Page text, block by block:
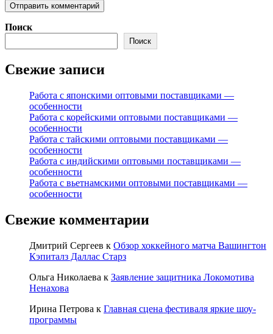
Поиск
Поиск
Свежие записи
Работа с японскими оптовыми поставщиками —
особенности
Работа с корейскими оптовыми поставщиками —
особенности
Работа с тайскими оптовыми поставщиками —
особенности
Работа с индийскими оптовыми поставщиками —
особенности
Работа с вьетнамскими оптовыми поставщиками —
особенности
Свежие комментарии
Дмитрий Сергеев к Обзор хоккейного матча Вашингтон
Кэпиталз Даллас Старз
Ольга Николаева к Заявление защитника Локомотива
Ненахова
Ирина Петрова к Главная сцена фестиваля яркие шоу-
программы